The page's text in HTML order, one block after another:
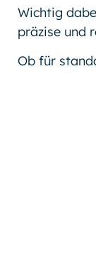
Wichtig
präzise und
Ob für